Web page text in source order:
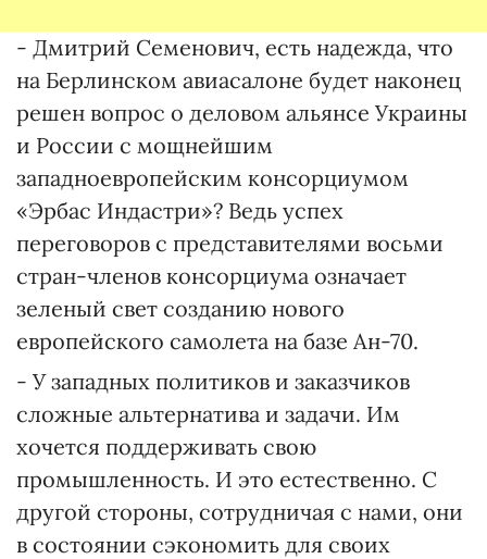
- Дмитрий Семенович, есть надежда, что
на Берлинском авиасалоне будет наконец
решен вопрос о деловом альянсе Украины
и России с мощнейшим
западноевропейским консорциумом
«Эрбас Индастри»? Ведь успех
переговоров с представителями восьми
стран-членов консорциума означает
зеленый свет созданию нового
европейского самолета на базе Ан-70.
- У западных политиков и заказчиков
сложные альтернатива и задачи. Им
хочется поддерживать свою
промышленность. И это естественно. С
другой стороны, сотрудничая с нами, они
в состоянии сэкономить для своих